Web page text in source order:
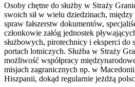
Osoby chętne do służby w Straży
swoich sił w wielu dziedzinach,
spraw fałszerstw dokumentów,
członkowie załóg jednostek
służbowych, pirotechnicy i eksperci do
portach lotniczych. Służba w Straży
możliwość współpracy
misjach zagranicznych np. w
Hiszpanii, dokąd regularnie jeżdżą